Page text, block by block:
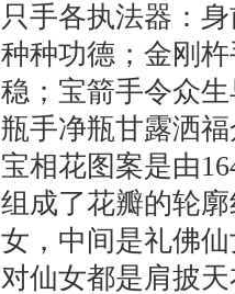
只手各执法器：
种种功德；金刚
稳；宝箭手令众
瓶手净瓶甘露洒
宝相花图案是由
组成了花瓣的轮
女，中间是礼佛
对仙女都是肩披